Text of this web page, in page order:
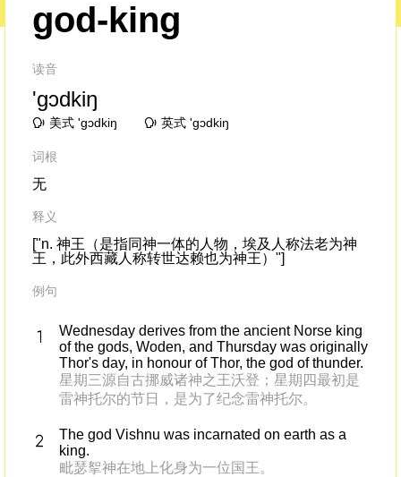
god-king
读音
'ɡɔdkiŋ
美式 'ɡɔdkiŋ 英式 'ɡɔdkiŋ
词根
无
释义
["n. 神王（是指同神一体的人物，埃及人称法老为神
王，此外西藏人称转世达赖也为神王）"]
例句
Wednesday derives from the ancient Norse king
of the gods, Woden, and Thursday was originally
Thor's day, in honour of Thor, the god of thunder.
星期三源自古挪威诸神之王沃登；星期四最初是
雷神托尔的节日，是为了纪念雷神托尔。
The god Vishnu was incarnated on earth as a
king.
毗瑟挐神在地上化身为一位国王。